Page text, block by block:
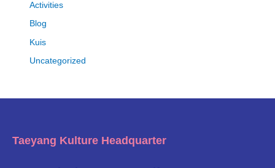
Activities
Blog
Kuis
Uncategorized
Taeyang Kulture Headquarter